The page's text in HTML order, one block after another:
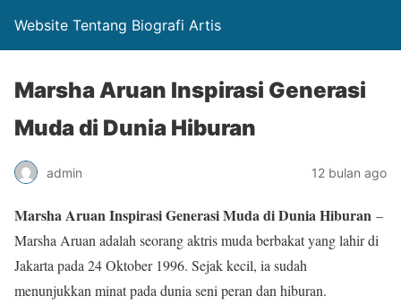
Website Tentang Biografi Artis
Marsha Aruan Inspirasi Generasi
Muda di Dunia Hiburan
admin 12 bulan ago
Marsha Aruan Inspirasi Generasi Muda di Dunia Hiburan –
Marsha Aruan adalah seorang aktris muda berbakat yang lahir di
Jakarta pada 24 Oktober 1996. Sejak kecil, ia sudah
menunjukkan minat pada dunia seni peran dan hiburan.